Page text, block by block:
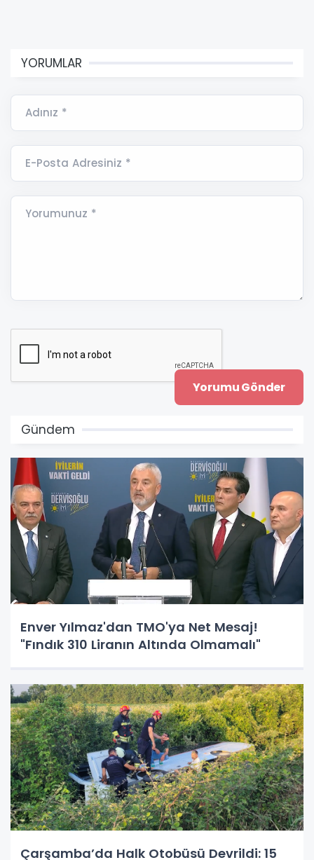
YORUMLAR
Adınız *
E-Posta Adresiniz *
Yorumunuz *
Gündem
Enver Yılmaz'dan TMO'ya Net Mesaj!
"Fındık 310 Liranın Altında Olmamalı"
Çarşamba’da Halk Otobüsü Devrildi: 15